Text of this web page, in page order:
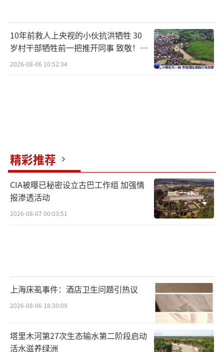
10年前救人上央视的小伙抗洪牺牲 30
岁村干部牺牲前一把推开同事 致敬！送
别！
2026-08-06 10:52:34
精彩推荐
CIA被曝已秘密设立古巴工作组 加强情
报渗透活动
2026-08-07 00:03:51
上海床虱事件：酒店卫生问题引热议
2026-08-06 18:30:09
塔里木河第27次生态输水第二阶段启动
活水滋养绿洲